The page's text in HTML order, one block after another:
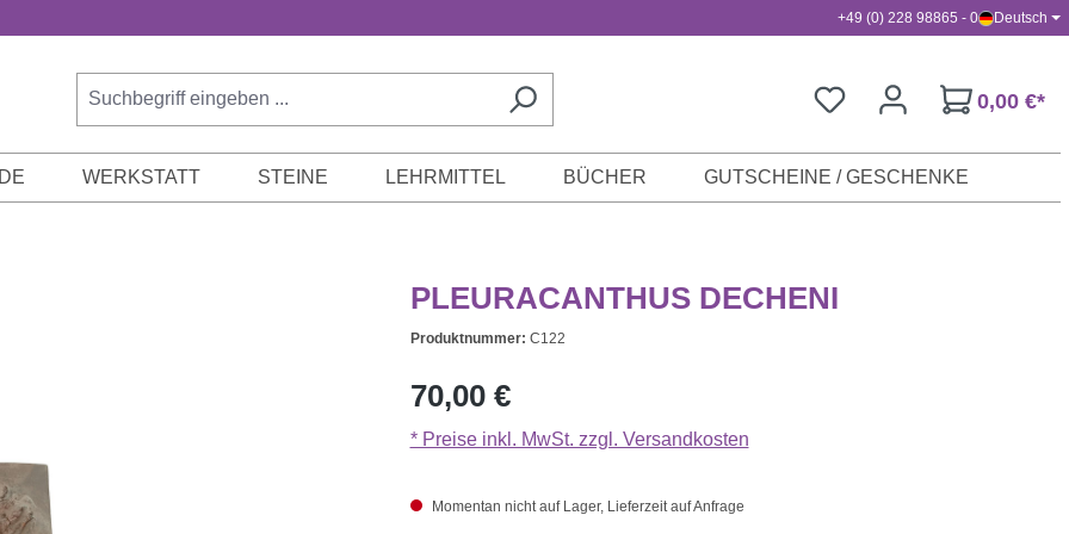
+49 (0) 228 98865 - 0 Deutsch
0,00 €*
WERKSTATT STEINE LEHRMITTEL BÜCHER GUTSCHEINE / GESCHENKE
PLEURACANTHUS DECHENI
Produktnummer: C122
Regulärer Preis:
70,00 €
* Preise inkl. MwSt. zzgl. Versandkosten
Momentan nicht auf Lager, Lieferzeit auf Anfrage